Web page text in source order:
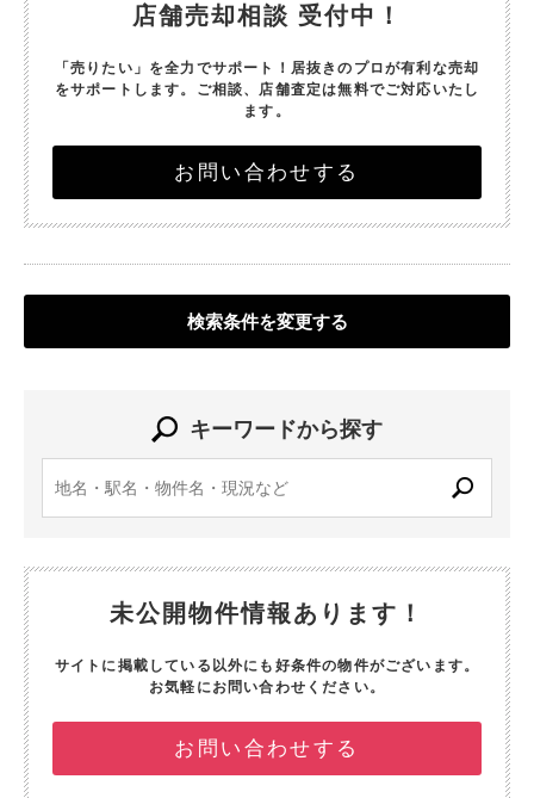
店舗売却相談 受付中！
「売りたい」を全力でサポート！ 居抜きのプロが有利な売却
をサポートします。 ご相談、店舗査定は無料でご対応いたし
ます。
お問い合わせする
検索条件を変更する
キーワードから探す
未公開物件情報あります！
サイトに掲載している以外にも好条件の物件がございます。
お気軽にお問い合わせください。
お問い合わせする